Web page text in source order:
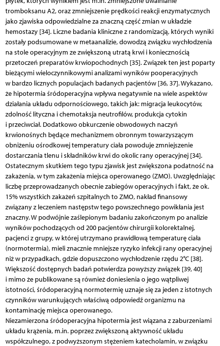
tromboksanu A2, oraz zmniejszenie prędkości reakcji enzymatycznych
jako zjawiska odpowiedzialne za znaczną część zmian w układzie
hemostazy [34]. Liczne badania kliniczne z randomizacją, których wyniki
zostały podsumowane w metaanalizie, dowodzą związku wychłodzenia
na stole operacyjnym ze zwiększoną utratą krwi i koniecznością
przetoczeń preparatów krwiopochodnych [35]. Związek ten jest poparty
bieżącymi wieloczynnikowymi analizami wyników pooperacyjnych
w bardzo licznych populacjach badanych pacjentów [36, 37]. Wykazano,
że hipotermia śródoperacyjna wpływa negatywnie na wiele aspektów
działania układu odpornościowego, takich jak: migracja leukocytów,
zdolność lityczna i chemotaksja neutrofilów, produkcja cytokin
i przeciwciał. Dodatkowo obkurczenie obwodowych naczyń
krwionośnych będące mechanizmem obronnym towarzyszącym
obniżeniu ośrodkowej temperatury ciała powoduje zmniejszenie
dostarczania tlenu i składników krwi do okolic rany operacyjnej [34].
Ostatecznym skutkiem tego typu zjawisk jest zwiększona podatność na
zakażenia, w tym zakażenia miejsca operowanego (ZMO). Uwzględniając
liczbę przeprowadzanych obecnie zabiegów operacyjnych i fakt, że ok.
15% wszystkich zakażeń szpitalnych to ZMO, nakład finansowy
związany z leczeniem następstw tego powszechnego powikłania jest
znaczny. W podwójnie zaślepionym badaniu zakończonym po analizie
wyników pochodzących od 200 pacjentów chirurgii kolorektalnej,
pacjenci z grupy, w której utrzymano prawidłową temperaturę ciała
(normotermia), mieli znacznie mniejsze ryzyko infekcji rany operacyjnej
niż w przypadkach, gdzie dopuszczono wychłodzenie rzędu 2°C [38].
Większość dostępnych badań potwierdza powyższy związek [39, 40]
i mimo że publikowane są również doniesienia o jego wątpliwej
istotności, śródoperacyjną normotermię uznaje się za jeden z istotnych
czynników warunkujących właściwą odpowiedź organizmu na
kontaminację miejsca operowanego.
Niezamierzona śródoperacyjna hipotermia jest wiązana z zaburzeniami
układu krążenia, m.in. poprzez zwiększoną aktywność układu
współczulnego, z podwyższonym stężeniem katecholamin, w związku